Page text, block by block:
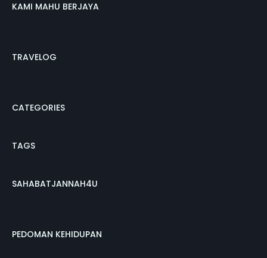
KAMI MAHU BERJAYA
TRAVELOG
CATEGORIES
TAGS
SAHABATJANNAH4U
PEDOMAN KEHIDUPAN